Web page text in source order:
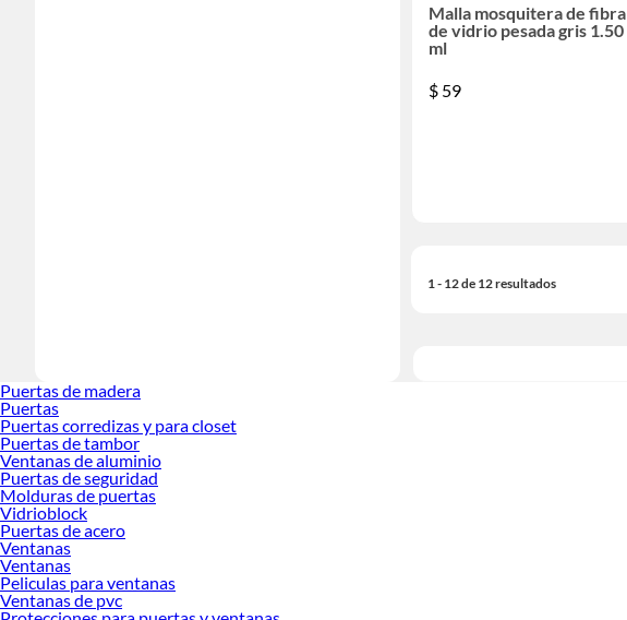
Malla mosquitera de fibra
de vidrio pesada gris 1.50
ml
$ 59
1 - 12 de 12 resultados
Puertas de madera
Puertas
Puertas corredizas y para closet
Puertas de tambor
Ventanas de aluminio
Puertas de seguridad
Molduras de puertas
Vidrioblock
Puertas de acero
Ventanas
Ventanas
Peliculas para ventanas
Ventanas de pvc